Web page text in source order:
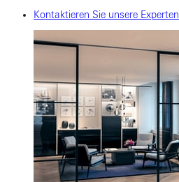
Kontaktieren Sie unsere Experten